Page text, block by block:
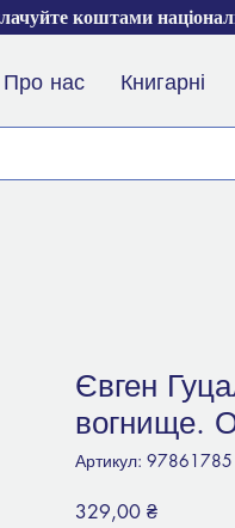
коштами
Про нас Книгарні
Євген
вогнище.
Артикул:
329,00 ₴Ціна